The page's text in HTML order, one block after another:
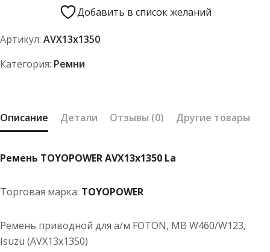
La
Добавить в список желаний
Артикул: AVX13x1350
Категория: Ремни
Описание Детали Отзывы (0) Другие товары
Ремень TOYOPOWER AVX13x1350 La
Торговая марка: TOYOPOWER
Ремень приводной для а/м FOTON, MB W460/W123,
Isuzu (AVX13x1350)